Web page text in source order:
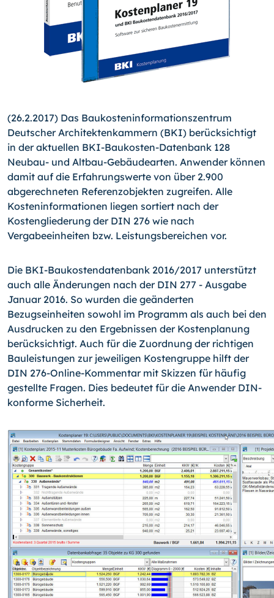
(26.2.2017) Das Baukosteninformationszentrum
Deutscher Architektenkammern (BKI) berücksichtigt
in der aktuellen BKI-Baukosten-Datenbank 128
Neubau- und Altbau-Gebäudearten. Anwender können
damit auf die Erfahrungswerte von über 2.900
abgerechneten Referenzobjekten zugreifen. Alle
Kosteninformationen liegen sortiert nach der
Kostengliederung der DIN 276 wie nach
Vergabeeinheiten bzw. Leistungsbereichen vor.
Die BKI-Baukostendatenbank 2016/2017 unterstützt
auch alle Änderungen nach der DIN 277 - Ausgabe
Januar 2016. So wurden die geänderten
Bezugseinheiten sowohl im Programm als auch bei den
Ausdrucken zu den Ergebnissen der Kostenplanung
berücksichtigt. Auch für die Zuordnung der richtigen
Bauleistungen zur jeweiligen Kostengruppe hilft der
DIN 276-Online-Kommentar mit Skizzen für häufig
gestellte Fragen. Dies bedeutet für die Anwender DIN-
konforme Sicherheit.